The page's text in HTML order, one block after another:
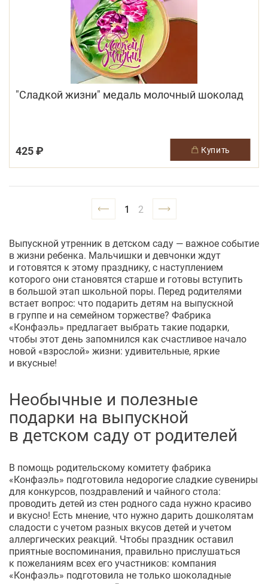
"Сладкой жизни" медаль молочный шоколад
425 ₽ купить
1 2
Выпускной утренник в детском саду — важное событие
в жизни ребенка. Мальчишки и девчонки ждут
и готовятся к этому празднику, с наступлением
которого они становятся старше и готовы вступить
в большой этап школьной поры. Перед родителями
встает вопрос: что подарить детям на выпускной
в группе и на семейном торжестве? Фабрика
«Конфаэль» предлагает выбрать такие подарки,
чтобы этот день запомнился как счастливое начало
новой «взрослой» жизни: удивительные, яркие
и вкусные!
Необычные и полезные
подарки на выпускной
в детском саду от родителей
В помощь родительскому комитету фабрика
«Конфаэль» подготовила недорогие сладкие сувениры
для конкурсов, поздравлений и чайного стола:
проводить детей из стен родного сада нужно красиво
и вкусно! Есть мнение, что нужно дарить дошколятам
сладости с учетом разных вкусов детей и учетом
аллергических реакций. Чтобы праздник оставил
приятные воспоминания, правильно прислушаться
к пожеланиям всех его участников: компания
«Конфаэль» подготовила не только шоколадные